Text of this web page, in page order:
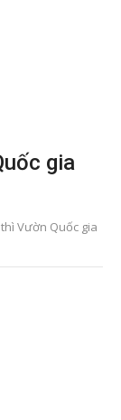
gia
Vườn Quốc gia